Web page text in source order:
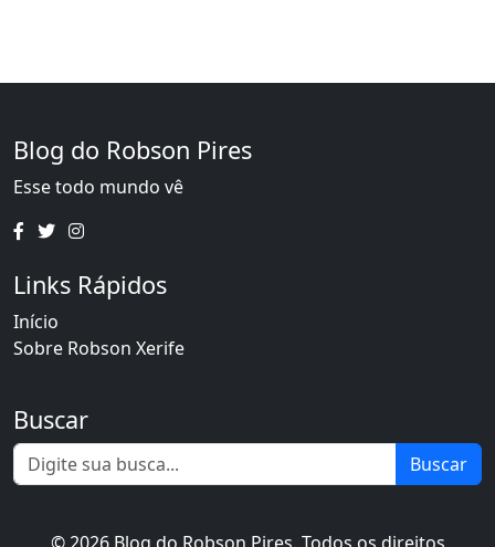
Blog do Robson Pires
Esse todo mundo vê
Links Rápidos
Início
Sobre Robson Xerife
Buscar
Buscar